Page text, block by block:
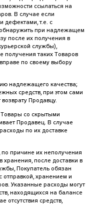
ссылаться на
В случае если
дефектами, т.е. с
при надлежащем
после их получения в
службы),
получения таких Товаров
по своему выбору
надлежащего качества;
средств, при этом сами
Продавцу.
со скрытыми
Продавец. В случае
по их доставке
по причине их неполучения
хранения, после доставки в
Покупатель обязан
отправкой, хранением и
Указанные расходы могут
находящихся на балансе
отсутствия средств,